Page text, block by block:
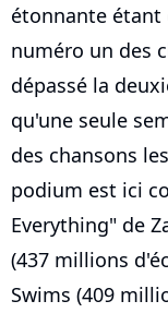
étonnante étant
numéro un des
dépassé la
qu'une seule
des chansons
podium est ici
Everything" de
(437 millions
Swims (409